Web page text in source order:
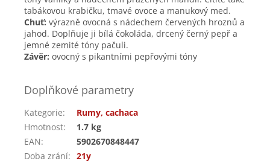
tabákovou krabičku, tmavé ovoce a manukový med.
Chuť: výrazně ovocná s nádechem červených hroznů a
jahod. Doplňuje ji bílá čokoláda, drcený černý pepř a
jemné zemité tóny pačuli.
Závěr: ovocný s pikantními pepřovými tóny
Doplňkové parametry
Kategorie:
Rumy, cachaca
Hmotnost:
1.7 kg
EAN:
5902670848447
Doba zrání: 21y